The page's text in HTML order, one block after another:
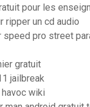
pour les
ripper un cd audio
speed pro street
gratuit
jailbreak
havoc wiki